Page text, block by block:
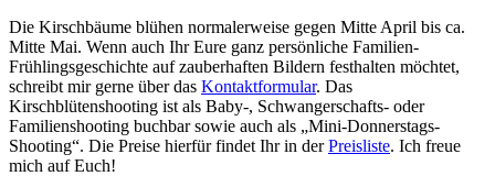
Die Kirschbäume blühen normalerweise gegen Mitte April bis ca.
Mitte Mai. Wenn auch Ihr Eure ganz persönliche Familien-
Frühlingsgeschichte auf zauberhaften Bildern festhalten möchtet,
schreibt mir gerne über das Kontaktformular. Das
Kirschblütenshooting ist als Baby-, Schwangerschafts- oder
Familienshooting buchbar sowie auch als „Mini-Donnerstags-
Shooting“. Die Preise hierfür findet Ihr in derPreisliste. Ich freue
mich auf Euch!